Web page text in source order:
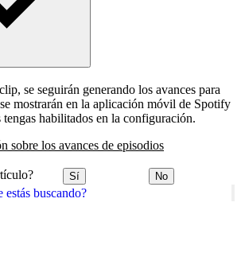
estás buscando?
se seguirán generando los avances para
mostrarán en la aplicación móvil de Spotify
tengas habilitados en la configuración.
sobre los avances de episodios
Sí No